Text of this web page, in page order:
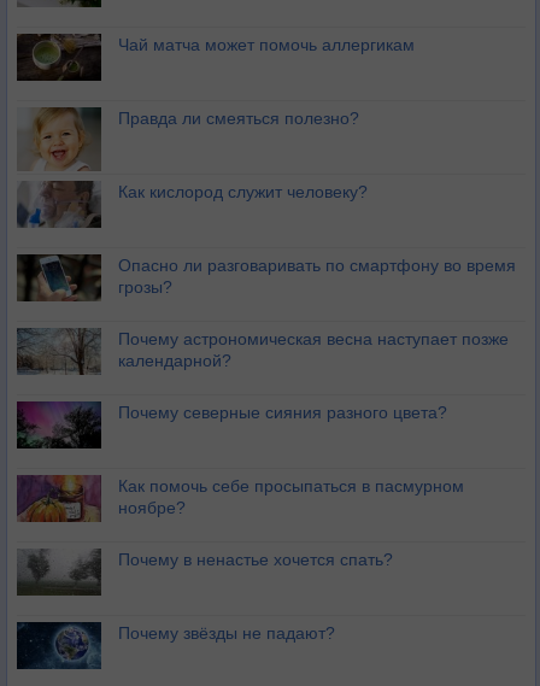
Чай матча может помочь аллергикам
Правда ли смеяться полезно?
Как кислород служит человеку?
Опасно ли разговаривать по смартфону во время
грозы?
Почему астрономическая весна наступает позже
календарной?
Почему северные сияния разного цвета?
Как помочь себе просыпаться в пасмурном
ноябре?
Почему в ненастье хочется спать?
Почему звёзды не падают?